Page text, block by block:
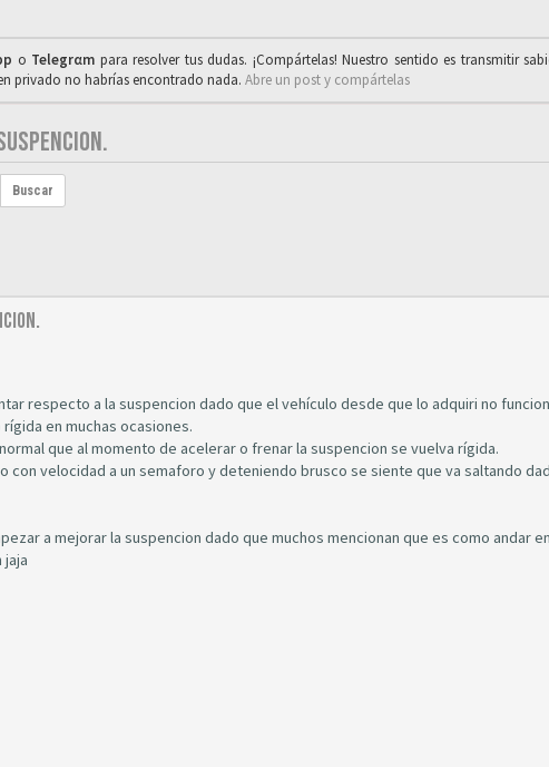
o Telegrαm para resolver tus dudas. ¡Compártelas! Nuestro sentido es transmitir
privado no habrías encontrado nada. Abre un post y compártelas
Buscar
respecto a la suspencion dado que el vehículo desde que lo adquiri no
en muchas ocasiones.
que al momento de acelerar o frenar la suspencion se vuelva rígida.
con velocidad a un semaforo y deteniendo brusco se siente que va saltando
a mejorar la suspencion dado que muchos mencionan que es como andar